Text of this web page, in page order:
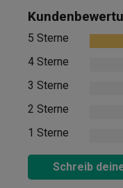
5 Sterne
4 Sterne
3 Sterne
2 Sterne
1 Sterne
Schreib